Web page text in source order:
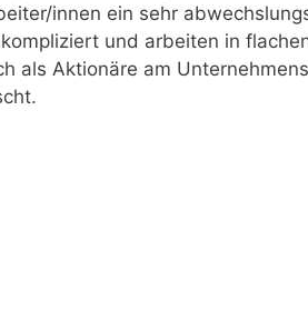
innen ein sehr
und arbeiten in
als Aktionäre am